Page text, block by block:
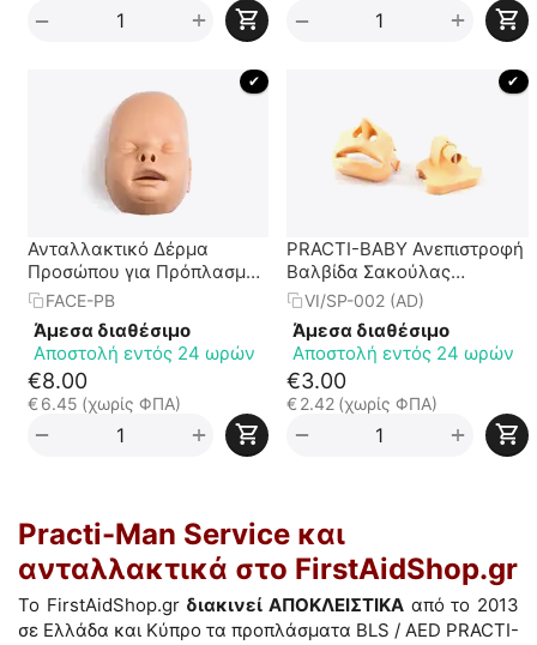
+
− +
−
✔
Ανταλλακτικό Δέρμα
Προσώπου για Πρόπλασμα
Βρέφους PRACTI-BABY
FACE-PB
Άμεσα διαθέσιμο
Αποστολή εντός 24 ωρών
€8.00
€ 6.45 (χωρίς ΦΠΑ)
+
−
✔
PRACTI-BABY Ανεπιστροφή
Βαλβίδα Σακούλας
Πνευμόνων
VI/SP-002 (AD)
Άμεσα διαθέσιμο
Αποστολή εντός 24 ωρών
€3.00
€2.42 (χωρίς ΦΠΑ)
+
−
Practi-Man Service και
ανταλλακτικά στο FirstAidShop.gr
Το FirstAidShop.gr διακινεί ΑΠΟΚΛΕΙΣΤΙΚΑ από το 2013
σε Ελλάδα και Κύπρο τα προπλάσματα BLS / AED PRACTI-